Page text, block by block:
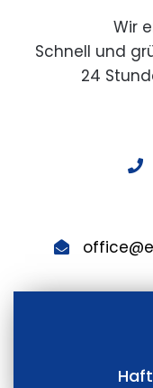
Wir
Schnell und
24